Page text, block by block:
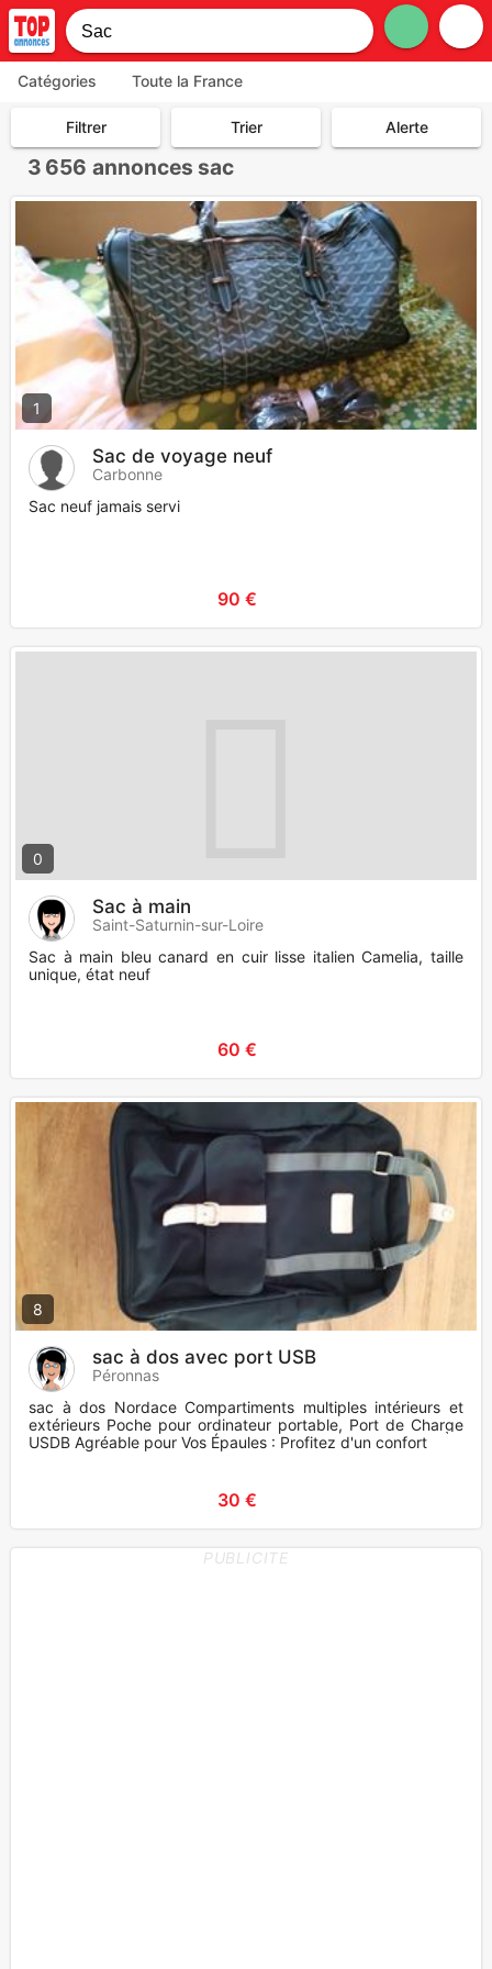
Catégories Toute la France
Filtrer Trier Alerte
3 656 annonces sac
1
Sac de voyage neuf
Carbonne
Sac neuf jamais servi
90 €
0
Sac à main
Saint-Saturnin-sur-Loire
Sac à main bleu canard en cuir lisse italien Camelia, taille
unique, état neuf
60 €
8
sac à dos avec port USB
Péronnas
sac à dos Nordace Compartiments multiples intérieurs et
extérieurs Poche pour ordinateur portable, Port de Charge
USDB Agréable pour Vos Épaules : Profitez d'un confort
30 €
PUBLICITE